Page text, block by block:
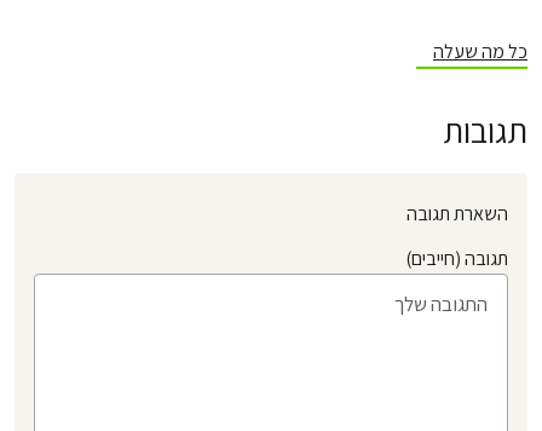
כל מה שעלה
תגובות
השארת תגובה
תגובה (חייבים)